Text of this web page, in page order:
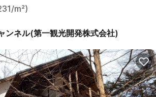
m²)
ンネル(第一観光開発株式会社)